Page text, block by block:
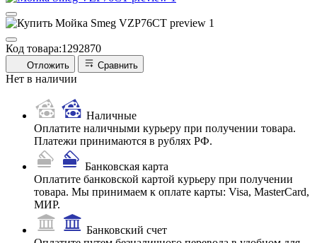
Код товара:1292870
Отложить Сравнить
Нет в наличии
Наличные
Оплатите наличными курьеру при получении товара.
Платежи принимаются в рублях РФ.
Банковская карта
Оплатите банковской картой курьеру при получении
товара. Мы принимаем к оплате карты: Visa, MasterCard,
МИР.
Банковский счет